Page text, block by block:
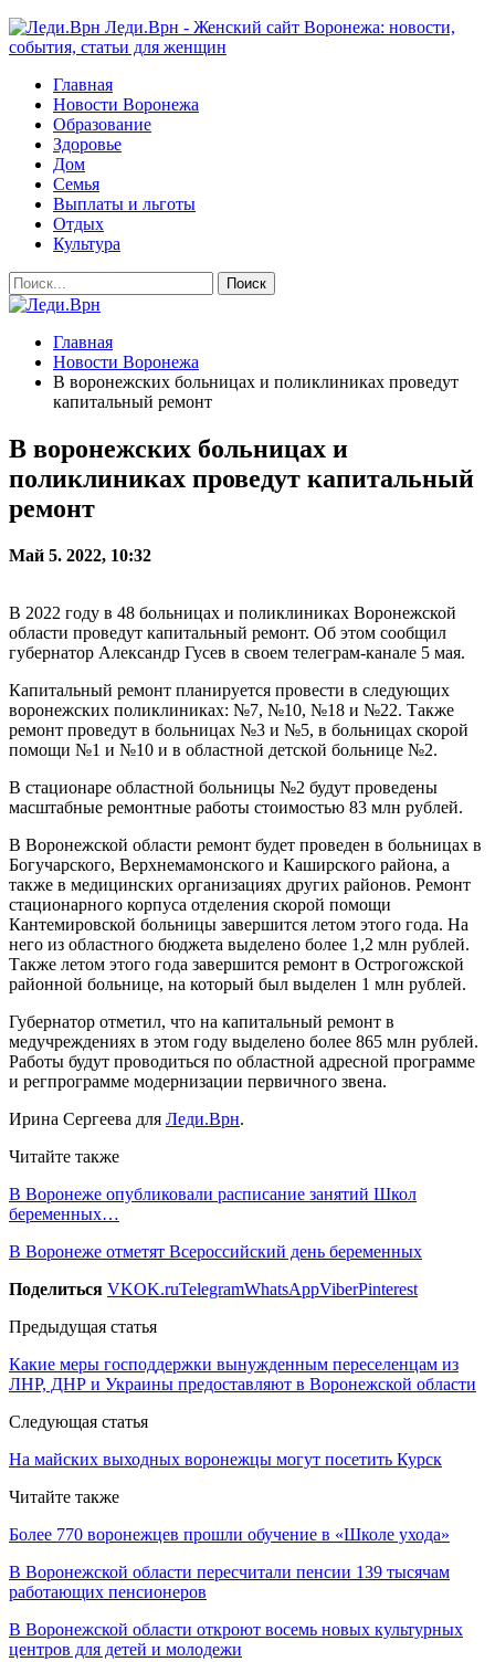
Леди.Врн - Женский сайт Воронежа: новости,
события, статьи для женщин
Главная
Новости Воронежа
Образование
Здоровье
Дом
Семья
Выплаты и льготы
Отдых
Культура
Главная
Новости Воронежа
В воронежских больницах и поликлиниках проведут
капитальный ремонт
В воронежских больницах и
поликлиниках проведут капитальный
ремонт
Май 5. 2022, 10:32
В 2022 году в 48 больницах и поликлиниках Воронежской
области проведут капитальный ремонт. Об этом сообщил
губернатор Александр Гусев в своем телеграм-канале 5 мая.
Капитальный ремонт планируется провести в следующих
воронежских поликлиниках: №7, №10, №18 и №22. Также
ремонт проведут в больницах №3 и №5, в больницах скорой
помощи №1 и №10 и в областной детской больнице №2.
В стационаре областной больницы №2 будут проведены
масштабные ремонтные работы стоимостью 83 млн рублей.
В Воронежской области ремонт будет проведен в больницах в
Богучарского, Верхнемамонского и Каширского района, а
также в медицинских организациях других районов. Ремонт
стационарного корпуса отделения скорой помощи
Кантемировской больницы завершится летом этого года. На
него из областного бюджета выделено более 1,2 млн рублей.
Также летом этого года завершится ремонт в Острогожской
районной больнице, на который был выделен 1 млн рублей.
Губернатор отметил, что на капитальный ремонт в
медучреждениях в этом году выделено более 865 млн рублей.
Работы будут проводиться по областной адресной программе
и регпрограмме модернизации первичного звена.
Ирина Сергеева для Леди.Врн.
Читайте также
В Воронеже опубликовали расписание занятий Школ
беременных…
В Воронеже отметят Всероссийский день беременных
Поделиться VKOK.ruTelegramWhatsAppViberPinterest
Предыдущая статья
Какие меры господдержки вынужденным переселенцам из
ЛНР, ДНР и Украины предоставляют в Воронежской области
Следующая статья
На майских выходных воронежцы могут посетить Курск
Читайте также
Более 770 воронежцев прошли обучение в «Школе ухода»
В Воронежской области пересчитали пенсии 139 тысячам
работающих пенсионеров
В Воронежской области откроют восемь новых культурных
центров для детей и молодежи